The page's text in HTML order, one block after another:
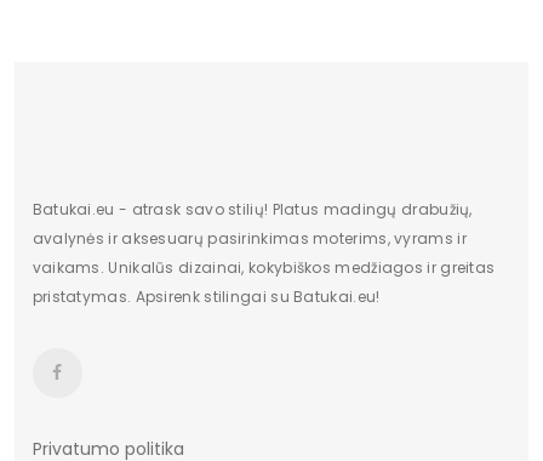
Batukai.eu - atrask savo stilių! Platus madingų drabužių,
avalynės ir aksesuarų pasirinkimas moterims, vyrams ir
vaikams. Unikalūs dizainai, kokybiškos medžiagos ir greitas
pristatymas. Apsirenk stilingai su Batukai.eu!
Privatumo politika